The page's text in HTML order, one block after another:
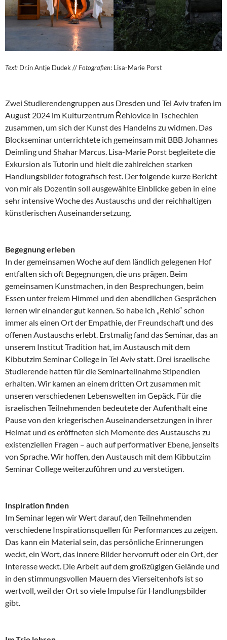
Text: Dr.in Antje Dudek //Fotografien: Lisa-Marie Porst
Zwei Studierendengruppen aus Dresden und Tel Aviv trafen im
August 2024 im Kulturzentrum Řehlovice in Tschechien
zusammen, um sich der Kunst des Handelns zu widmen. Das
Blockseminar unterrichtete ich gemeinsam mit BBB Johannes
Deimling und Shahar Marcus. Lisa-Marie Porst begleitete die
Exkursion als Tutorin und hielt die zahlreichen starken
Handlungsbilder fotografisch fest. Der folgende kurze Bericht
von mir als Dozentin soll ausgewählte Einblicke geben in eine
sehr intensive Woche des Austauschs und der reichhaltigen
künstlerischen Auseinandersetzung.
Begegnung erleben
In der gemeinsamen Woche auf dem ländlich gelegenen Hof
entfalten sich oft Begegnungen, die uns prägen. Beim
gemeinsamen Kunstmachen, in den Besprechungen, beim
Essen unter freiem Himmel und den abendlichen Gesprächen
lernen wir einander gut kennen. So habe ich „Rehlo“ schon
immer als einen Ort der Empathie, der Freundschaft und des
offenen Austauschs erlebt. Erstmalig fand das Seminar, das an
unserem Institut Tradition hat, im Austausch mit dem
Kibbutzim Seminar College in Tel Aviv statt. Drei israelische
Studierende hatten für die Seminarteilnahme Stipendien
erhalten. Wir kamen an einem dritten Ort zusammen mit
unseren verschiedenen Lebenswelten im Gepäck. Für die
israelischen Teilnehmenden bedeutete der Aufenthalt eine
Pause von den kriegerischen Auseinandersetzungen in ihrer
Heimat und es eröffneten sich Momente des Austauschs zu
existenziellen Fragen – auch auf performativer Ebene, jenseits
von Sprache. Wir hoffen, den Austausch mit dem Kibbutzim
Seminar College weiterzuführen und zu verstetigen.
Inspiration finden
Im Seminar legen wir Wert darauf, den Teilnehmenden
verschiedene Inspirationsquellen für Performances zu zeigen.
Das kann ein Material sein, das persönliche Erinnerungen
weckt, ein Wort, das innere Bilder hervorruft oder ein Ort, der
Interesse weckt. Die Arbeit auf dem großzügigen Gelände und
in den stimmungsvollen Mauern des Vierseitenhofs ist so
wertvoll, weil der Ort so viele Impulse für Handlungsbilder
gibt.